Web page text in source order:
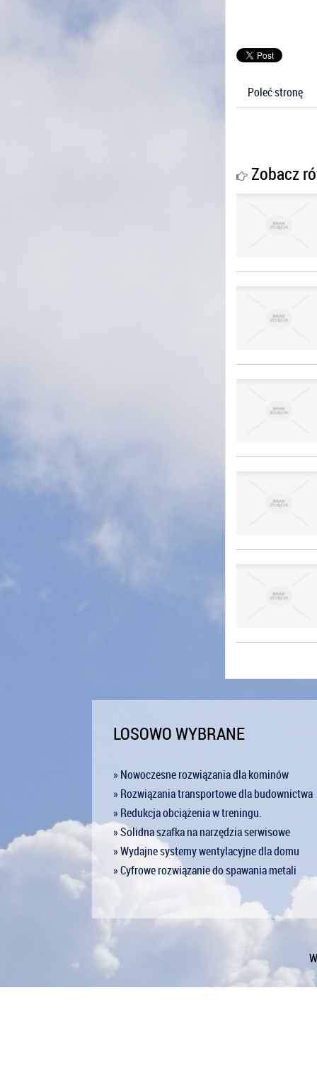
Poleć stronę
Zobacz
LOSOWO WYBRANE
» Nowoczesne rozwiązania dla kominów
» Rozwiązania transportowe dla budownictwa
» Redukcja obciążenia w treningu.
» Solidna szafka na narzędzia serwisowe
» Wydajne systemy wentylacyjne dla domu
» Cyfrowe rozwiązanie do spawania metali